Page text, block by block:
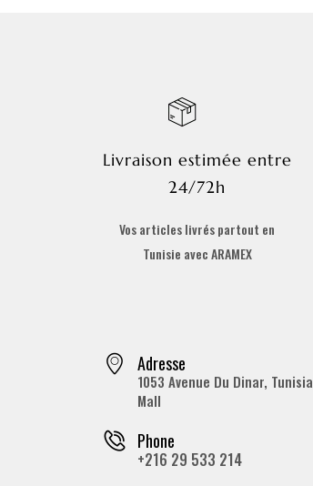
Livraison estimée entre
24/72h
Vos articles livrés partout en
Tunisie avec ARAMEX
Adresse
1053 Avenue Du Dinar, Tunisia
Mall
Phone
+216 29 533 214